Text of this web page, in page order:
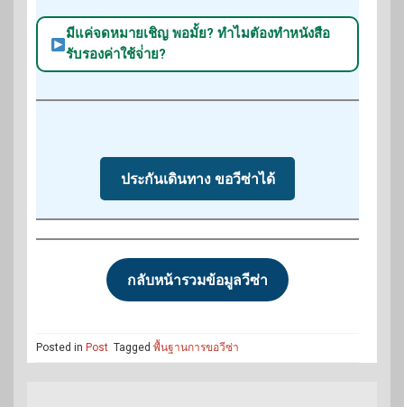
มีแค่จดหมายเชิญ พอมั้ย? ทำไมตัองทำหนังสือ
รับรองค่าใช้จ่่าย?
ประกันเดินทาง ขอวีซ่าได้
กลับหน้ารวมข้อมูลวีซ่า
Posted in Post Tagged พื้นฐานการขอวีซ่า